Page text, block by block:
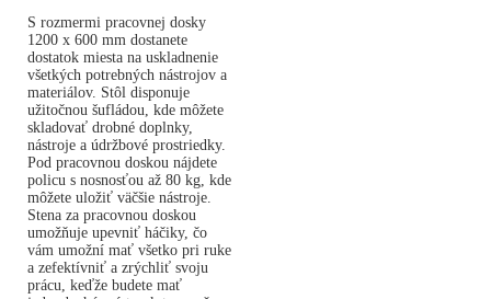
S rozmermi pracovnej dosky
1200 x 600 mm dostanete
dostatok miesta na uskladnenie
všetkých potrebných nástrojov a
materiálov. Stôl disponuje
užitočnou šufládou, kde môžete
skladovať drobné doplnky,
nástroje a údržbové prostriedky.
Pod pracovnou doskou nájdete
policu s nosnosťou až 80 kg, kde
môžete uložiť väčšie nástroje.
Stena za pracovnou doskou
umožňuje upevniť háčiky, čo
vám umožní mať všetko pri ruke
a zefektívniť a zrýchliť svoju
prácu, keďže budete mať